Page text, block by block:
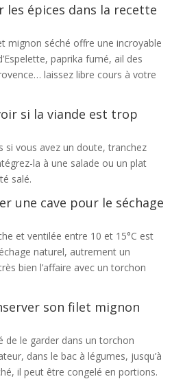
les épices dans la recette
mignon séché offre une incroyable
paprika fumé, ail des
laissez libre cours à votre
si la viande est trop
si vous avez un doute, tranchez
la à une salade ou un plat
salé.
une cave pour le séchage
et ventilée entre 10 et 15°C est
naturel, autrement un
bien l’affaire avec un torchon
son filet mignon
de le garder dans un torchon
dans le bac à légumes, jusqu’à
il peut être congelé en portions.